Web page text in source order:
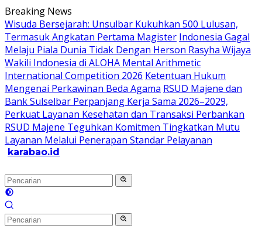
Langsung
ke
konten
Breaking News
Wisuda Bersejarah: Unsulbar Kukuhkan 500 Lulusan,
Termasuk Angkatan Pertama Magister Indonesia Gagal
Melaju Piala Dunia Tidak Dengan Herson Rasyha Wijaya
Wakili Indonesia di ALOHA Mental Arithmetic
International Competition 2026 Ketentuan Hukum
Mengenai Perkawinan Beda Agama RSUD Majene dan
Bank Sulselbar Perpanjang Kerja Sama 2026–2029,
Perkuat Layanan Kesehatan dan Transaksi Perbankan
RSUD Majene Teguhkan Komitmen Tingkatkan Mutu
Layanan Melalui Penerapan Standar Pelayanan
karabao.id
dan
Tajam